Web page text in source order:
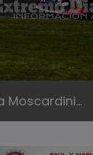
Moscardini…